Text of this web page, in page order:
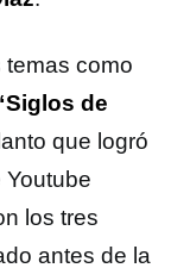
como
de
que logró
los tres
antes de la